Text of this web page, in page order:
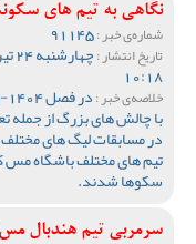
نگاهی به تیم های
شماره‌ی خبر :
تاریخ انتشار :
10:18
خلاصه‌ی خبر :
با چالش های بزرگ از جمله
در مسابقات لیگ های
تیم های مختلف باشگاه مس
سکوها شدند.
سرمربی تیم هندبال